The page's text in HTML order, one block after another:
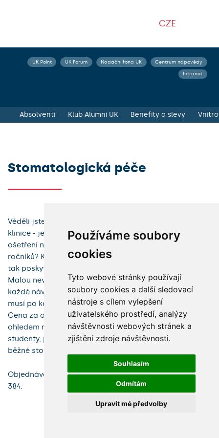
Používáme soubory
cookies
Tyto webové stránky používají
soubory cookies a další sledovací
nástroje s cílem vylepšení
uživatelského prostředí, analýzy
návštěvnosti webových stránek a
zjištění zdroje návštěvnosti.
Souhlasím
Odmítám
Upravit mé předvolby
CZE
UK Point UK Forum Nadační fond UK Centrum nápovědy
Intranet
Absolventi Klub Alumni UK Benefity a slevy
Stomatologická péče
Věděli jste, že na 1. lékařské fakultě – stomatologické
klinice - je možné využít komplexní stomatologické
ošetření na tzv. výukových sálech od studentů vyšších
ročníků? Každý krok ošetření kontroluje pedagog a je
tak poskytována stomatologická péče nejvyšší kvality.
Malou nevýhodou je délka doby, kterou strávíte při
každé návštěvě v zubařském křesle, jelikož studenti
musí po každém úkonu čekat na schválení pedagogem.
Cena za ošetření je upravena ceníkem, který je s
ohledem na skutečnost, že budete ošetřeni zatím ještě
studenty, příznivější pro Vaši peněženku, než je tomu v
běžné stomatologické praxi.
Objednávat se je možné na telefonním čísle 224 964
384.